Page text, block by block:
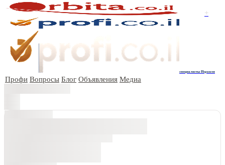
+
специалисты Израиля
Профи Вопросы Блог Объявления Медиа